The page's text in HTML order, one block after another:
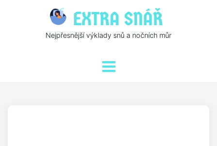
Nejpřesnější výklady snů a nočních můr